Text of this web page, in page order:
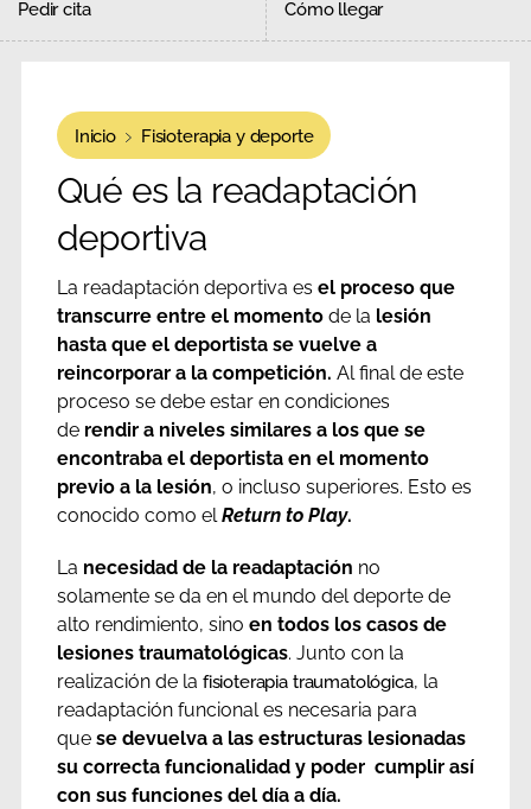
Pedir cita Cómo llegar
Inicio Fisioterapia y deporte
Qué es la readaptación
deportiva
La readaptación deportiva es el proceso que
transcurre entre el momento de la lesión
hasta que el deportista se vuelve a
reincorporar a la competición. Al final de este
proceso se debe estar en condiciones
de rendir a niveles similares a los que se
encontraba el deportista en el momento
previo a la lesión, o incluso superiores. Esto es
conocido como elReturn to Play.
La necesidad de la readaptación no
solamente se da en el mundo del deporte de
alto rendimiento, sino en todos los casos de
lesiones traumatológicas. Junto con la
realización de la fisioterapia traumatológica, la
readaptación funcional es necesaria para
quese devuelva a las estructuras lesionadas
su correcta funcionalidad y poder cumplir así
con sus funciones del día a día.